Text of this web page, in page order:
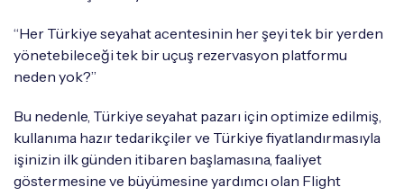
“Her Türkiye seyahat acentesinin her şeyi tek bir yerden
yönetebileceği tek bir uçuş rezervasyon platformu
neden yok?”
Bu nedenle, Türkiye seyahat pazarı için optimize edilmiş,
kullanıma hazır tedarikçiler ve Türkiye fiyatlandırmasıyla
işinizin ilk günden itibaren başlamasına, faaliyet
göstermesine ve büyümesine yardımcı olan Flight